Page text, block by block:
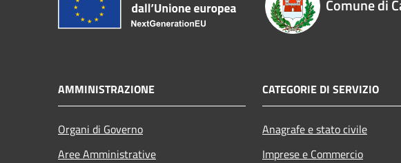
Comune di
AMMINISTRAZIONE
Organi di Governo
Aree Amministrative
CATEGORIE DI SERVIZIO
Anagrafe e stato civile
Imprese e Commercio